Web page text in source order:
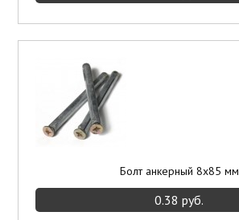
Болт анкерный 8х85 мм
0.38 руб.